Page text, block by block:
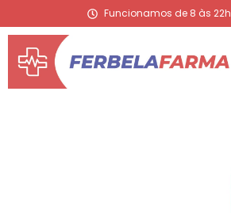
Funcionamos de 8 às 22h